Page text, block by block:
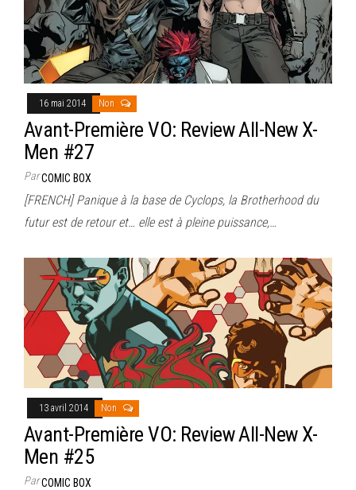
16 mai 2014 Non
Avant-Première VO: Review All-New X-
Men #27
ParCOMIC BOX
[FRENCH] Panique à la base de Cyclops, la Brotherhood du
futur est de retour et… elle est à pleine puissance,…
13 avril 2014 Non
Avant-Première VO: Review All-New X-
Men #25
ParCOMIC BOX